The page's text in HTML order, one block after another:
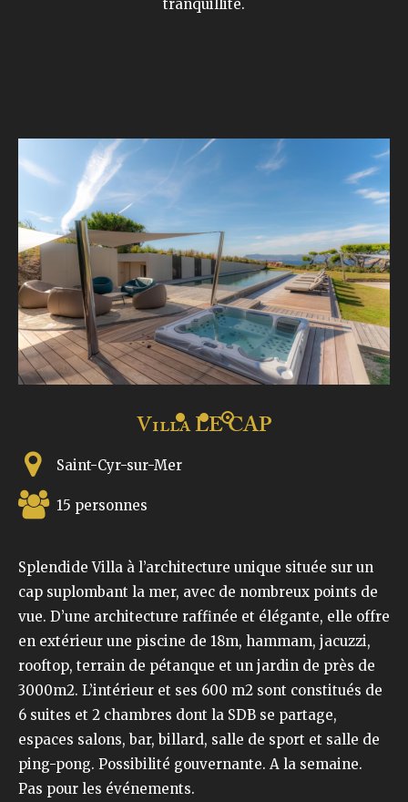
tranquillité.
Villa LE CAP
Saint-Cyr-sur-Mer
15 personnes
Splendide Villa à l’architecture unique située sur un
cap suplombant la mer, avec de nombreux points de
vue. D’une architecture raffinée et élégante, elle offre
en extérieur une piscine de 18m, hammam, jacuzzi,
rooftop, terrain de pétanque et un jardin de près de
3000m2. L’intérieur et ses 600 m2 sont constitués de
6 suites et 2 chambres dont la SDB se partage,
espaces salons, bar, billard, salle de sport et salle de
ping-pong. Possibilité gouvernante. A la semaine.
Pas pour les événements.